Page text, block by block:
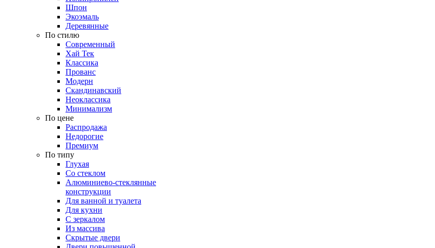
Шпон
Экоэмаль
Деревянные
По стилю
Современный
Хай Тек
Классика
Прованс
Модерн
Скандинавский
Неоклассика
Минимализм
По цене
Распродажа
Недорогие
Премиум
По типу
Глухая
Со стеклом
Алюминиево-стеклянные
конструкции
Для ванной и туалета
Для кухни
С зеркалом
Из массива
Скрытые двери